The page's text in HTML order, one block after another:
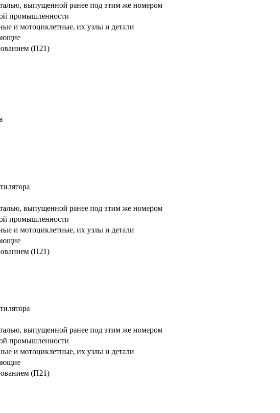
выпущенной ранее под этим же номером
промышленности
и мотоциклетные, их узлы и детали
(П21)
выпущенной ранее под этим же номером
промышленности
и мотоциклетные, их узлы и детали
(П21)
выпущенной ранее под этим же номером
промышленности
и мотоциклетные, их узлы и детали
(П21)